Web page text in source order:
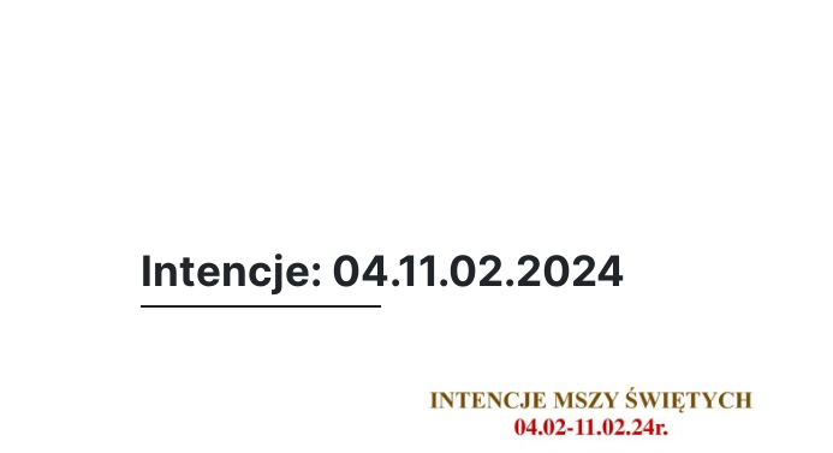
Intencje: 04.11.02.2024